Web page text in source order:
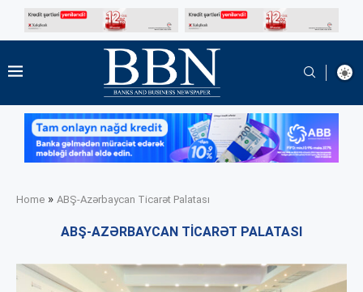
Home » ABŞ-Azərbaycan Ticarət Palatası
ABŞ-AZƏRBAYCAN TICARƏT PALATASI